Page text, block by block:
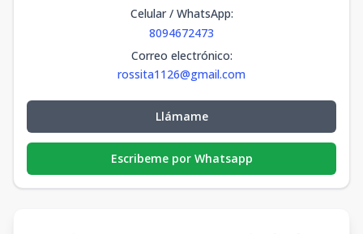
Celular / WhatsApp:
8094672473
Correo electrónico:
rossita1126@gmail.com
Llámame
Escribeme por Whatsapp